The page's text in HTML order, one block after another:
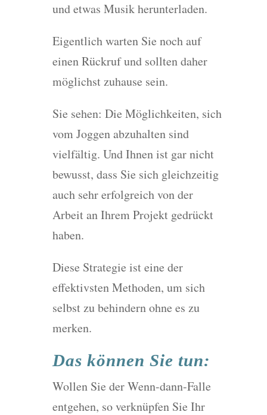
und etwas Musik herunterladen.
Eigentlich warten Sie noch auf
einen Rückruf und sollten daher
möglichst zuhause sein.
Sie sehen: Die Möglichkeiten, sich
vom Joggen abzuhalten sind
vielfältig. Und Ihnen ist gar nicht
bewusst, dass Sie sich gleichzeitig
auch sehr erfolgreich von der
Arbeit an Ihrem Projekt gedrückt
haben.
Diese Strategie ist eine der
effektivsten Methoden, um sich
selbst zu behindern ohne es zu
merken.
Das können Sie tun:
Wollen Sie der Wenn-dann-Falle
entgehen, so verknüpfen Sie Ihr